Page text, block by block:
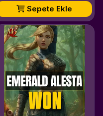
Sepete Ekle